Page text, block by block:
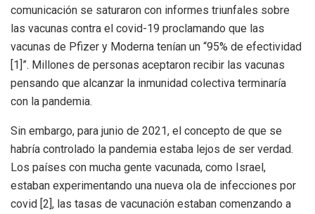
comunicación se saturaron con informes triunfales sobre
las vacunas contra el covid-19 proclamando que las
vacunas de Pfizer y Moderna tenían un “95% de efectividad
[1]”. Millones de personas aceptaron recibir las vacunas
pensando que alcanzar la inmunidad colectiva terminaría
con la pandemia.
Sin embargo, para junio de 2021, el concepto de que se
habría controlado la pandemia estaba lejos de ser verdad.
Los países con mucha gente vacunada, como Israel,
estaban experimentando una nueva ola de infecciones por
covid [2], las tasas de vacunación estaban comenzando a